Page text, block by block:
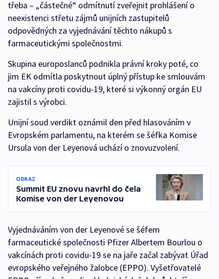
třeba – „částečné“ odmítnutí zveřejnit prohlášení o
neexistenci střetu zájmů unijních zastupitelů
odpovědných za vyjednávání těchto nákupů s
farmaceutickými společnostmi.
Skupina europoslanců podnikla právní kroky poté, co
jim EK odmítla poskytnout úplný přístup ke smlouvám
na vakcíny proti covidu-19, které si výkonný orgán EU
zajistil s výrobci.
Unijní soud verdikt oznámil den před hlasováním v
Evropském parlamentu, na kterém se šéfka Komise
Ursula von der Leyenová uchází o znovuzvolení.
ODKAZ
Summit EU znovu navrhl do čela
Komise von der Leyenovou
Vyjednáváním von der Leyenové se šéfem
farmaceutické společnosti Pfizer Albertem Bourlou o
vakcínách proti covidu-19 se na jaře začal zabývat Úřad
evropského veřejného žalobce (EPPO). Vyšetřovatelé